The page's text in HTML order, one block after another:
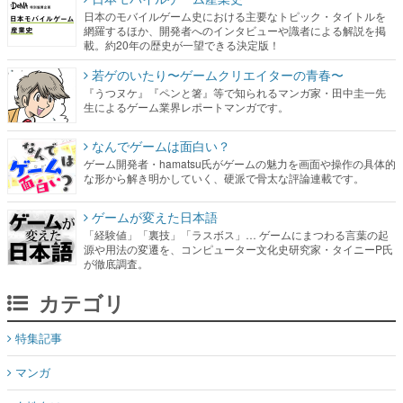
日本のモバイルゲーム史における主要なトピック・タイトルを
網羅するほか、開発者へのインタビューや識者による解説を掲
載。約20年の歴史が一望できる決定版！
若ゲのいたり〜ゲームクリエイターの青春〜
『うつヌケ』『ペンと箸』等で知られるマンガ家・田中圭一先
生によるゲーム業界レポートマンガです。
なんでゲームは面白い？
ゲーム開発者・hamatsu氏がゲームの魅力を画面や操作の具体的
な形から解き明かしていく、硬派で骨太な評論連載です。
ゲームが変えた日本語
「経験値」「裏技」「ラスボス」… ゲームにまつわる言葉の起
源や用法の変遷を、コンピューター文化史研究家・タイニーP氏
が徹底調査。
カテゴリ
特集記事
マンガ